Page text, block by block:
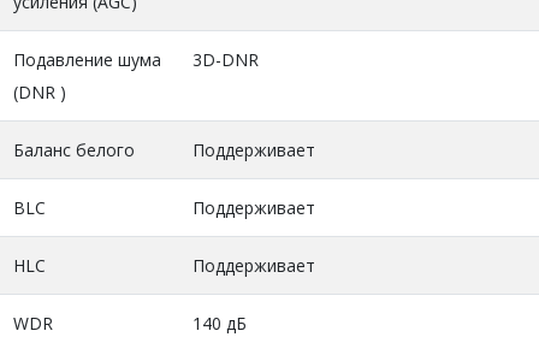
Подавление шума
(DNR )
3D-DNR
Баланс белого Поддерживает
BLC Поддерживает
HLC Поддерживает
WDR 140 дБ